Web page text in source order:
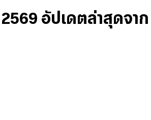
อัปเดตล่าสุดจาก